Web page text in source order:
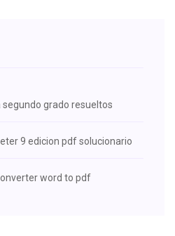
segundo grado resueltos
9 edicion pdf solucionario
word to pdf